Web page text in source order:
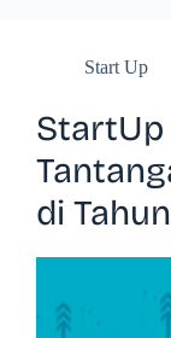
Start Up
di